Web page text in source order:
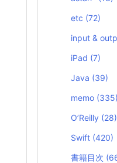
:
etc (72)
input &
iPad (7)
Java (39)
memo (335)
O’Reilly (28)
Swift (420)
書籍目次